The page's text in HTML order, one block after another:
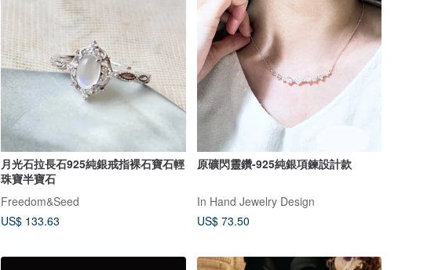
月光石拉長石925純銀戒指裸石寶石輕
珠寶半寶石
Freedom&Seed
US$ 133.63
原礦閃靈鑽-925純銀項鍊設計款
In Hand Jewelry Design
US$ 73.50